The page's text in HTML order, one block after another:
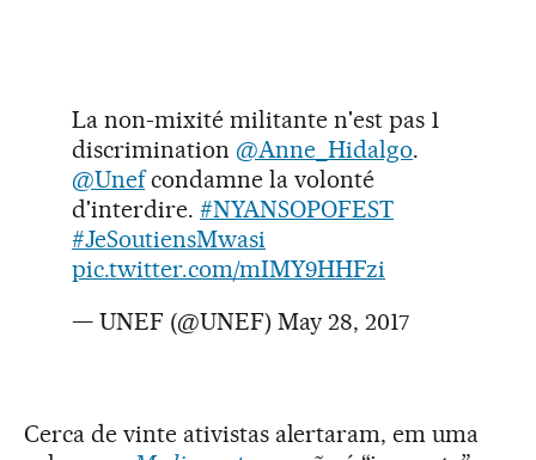
La non-mixité militante n'est pas 1
discrimination @Anne_Hidalgo.
@Unefcondamne la volonté
d'interdire. #NYANSOPOFEST
#JeSoutiensMwasi
pic.twitter.com/mIMY9HHFzi
— UNEF (@UNEF) May 28, 2017
Cerca de vinte ativistas alertaram, em uma